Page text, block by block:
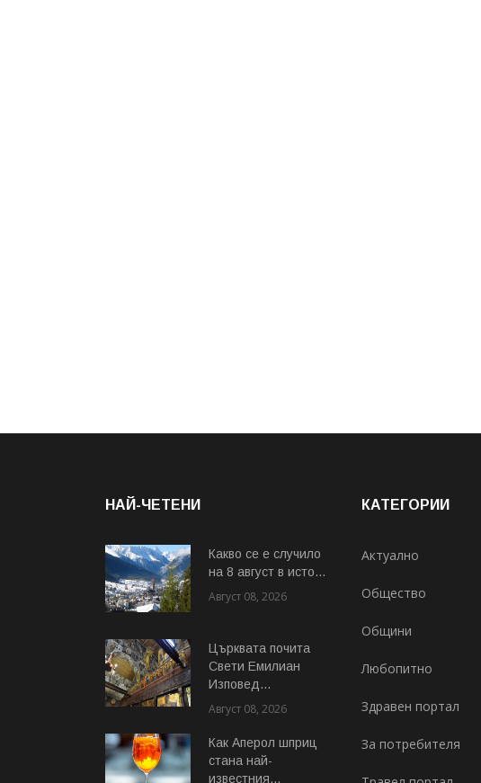
НАЙ-ЧЕТЕНИ
Какво се е случило
на 8 август в исто...
Август 08, 2026
Църквата почита
Свeти Емилиан
Изповед...
Август 08, 2026
Как Аперол шприц
стана най-
известния...
КАТЕГОРИИ
Актуално
Общество
Общини
Любопитно
Здравен портал
За потребителя